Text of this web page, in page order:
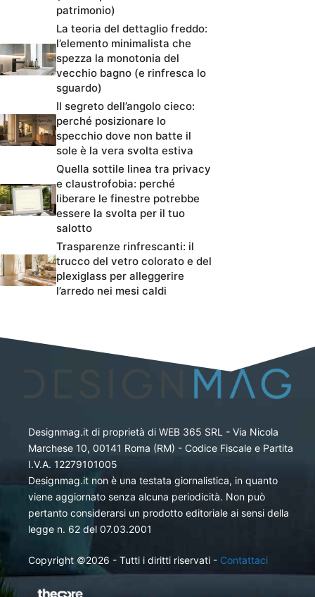
patrimonio)
La teoria del dettaglio freddo:
l’elemento minimalista che
spezza la monotonia del
vecchio bagno (e rinfresca lo
sguardo)
Il segreto dell’angolo cieco:
perché posizionare lo
specchio dove non batte il
sole è la vera svolta estiva
Quella sottile linea tra privacy
e claustrofobia: perché
liberare le finestre potrebbe
essere la svolta per il tuo
salotto
Trasparenze rinfrescanti: il
trucco del vetro colorato e del
plexiglass per alleggerire
l’arredo nei mesi caldi
Designmag.it di proprietà di WEB 365 SRL - Via Nicola
Marchese 10, 00141 Roma (RM) - Codice Fiscale e Partita
I.V.A. 12279101005
Designmag.it non è una testata giornalistica, in quanto
viene aggiornato senza alcuna periodicità. Non può
pertanto considerarsi un prodotto editoriale ai sensi della
legge n. 62 del 07.03.2001
Copyright ©2026 - Tutti i diritti riservati - Contattaci